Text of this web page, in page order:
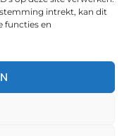
intrekt, kan dit
functies en
Voorbehouden aan de